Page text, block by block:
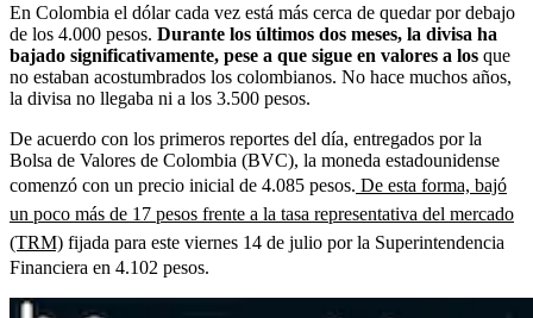
En Colombia el dólar cada vez está más cerca de quedar por debajo
de los 4.000 pesos. Durante los últimos dos meses, la divisa ha
bajado significativamente, pese a que sigue en valores a los que
no estaban acostumbrados los colombianos. No hace muchos años,
la divisa no llegaba ni a los 3.500 pesos.
De acuerdo con los primeros reportes del día, entregados por la
Bolsa de Valores de Colombia (BVC), la moneda estadounidense
comenzó con un precio inicial de 4.085 pesos. De esta forma, bajó
un poco más de 17 pesos frente a la tasa representativa del mercado
(TRM) fijada para este viernes 14 de julio por la Superintendencia
Financiera en 4.102 pesos.